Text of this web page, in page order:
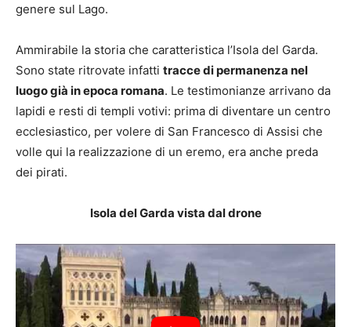
genere sul Lago.
Ammirabile la storia che caratteristica l’Isola del Garda.
Sono state ritrovate infatti tracce di permanenza nel
luogo già in epoca romana. Le testimonianze arrivano da
lapidi e resti di templi votivi: prima di diventare un centro
ecclesiastico, per volere di San Francesco di Assisi che
volle qui la realizzazione di un eremo, era anche preda
dei pirati.
Isola del Garda vista dal drone